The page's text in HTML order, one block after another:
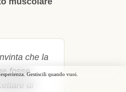
che la
fosse
di